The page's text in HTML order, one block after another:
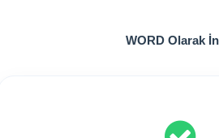
WORD Olarak